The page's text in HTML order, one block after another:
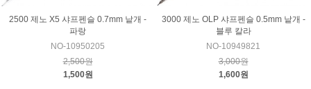
2500 제노 X5 샤프펜슬 0.7mm 낱개 -
파랑
NO-10950205
2,500원
1,500원
3000 제노 OLP 샤프펜슬 0.5mm 낱개 -
블루 칼라
NO-10949821
3,000원
1,600원